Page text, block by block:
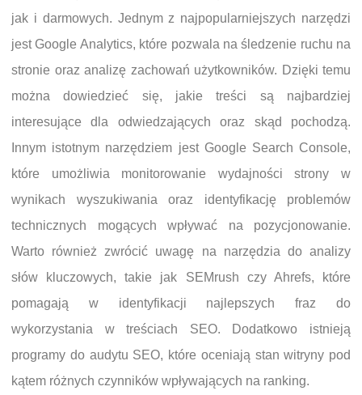
jak i darmowych. Jednym z najpopularniejszych narzędzi
jest Google Analytics, które pozwala na śledzenie ruchu na
stronie oraz analizę zachowań użytkowników. Dzięki temu
można dowiedzieć się, jakie treści są najbardziej
interesujące dla odwiedzających oraz skąd pochodzą.
Innym istotnym narzędziem jest Google Search Console,
które umożliwia monitorowanie wydajności strony w
wynikach wyszukiwania oraz identyfikację problemów
technicznych mogących wpływać na pozycjonowanie.
Warto również zwrócić uwagę na narzędzia do analizy
słów kluczowych, takie jak SEMrush czy Ahrefs, które
pomagają w identyfikacji najlepszych fraz do
wykorzystania w treściach SEO. Dodatkowo istnieją
programy do audytu SEO, które oceniają stan witryny pod
kątem różnych czynników wpływających na ranking.